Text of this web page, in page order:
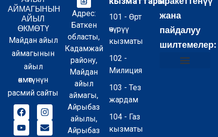
АЙМАГЫНЫН
АЙЫЛ
ӨКМӨТҮ
Майдан айыл
аймагынын
айыл
өкмөтүнүн
расмий сайты
Адрес:
Баткен
областы,
Кадамжай
району,
Майдан
айыл
аймагы,
Айрыбаз
айылы,
Айрыбаз
101 - Өрт
өчүрүү
кызматы
102 -
Милиция
103 - Тез
жардам
104 - Газ
кызматы
жана
пайдалуу
шилтемелер: